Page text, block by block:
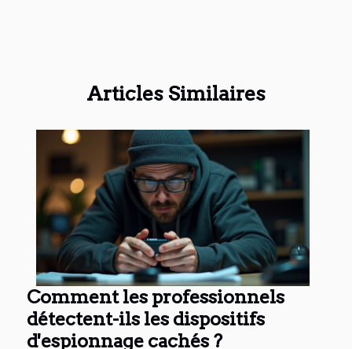
Articles Similaires
Comment les professionnels
détectent-ils les dispositifs
d'espionnage cachés ?